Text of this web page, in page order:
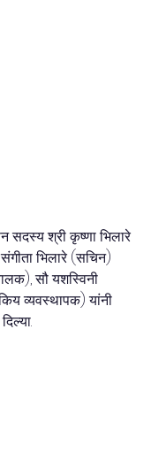
सदस्य श्री कृष्णा भिलारे
भिलारे (सचिन)
सौ यशस्विनी
व्यवस्थापक) यांनी